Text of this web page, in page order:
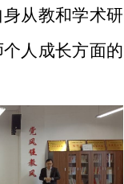
从教和学术研
人成长方面的